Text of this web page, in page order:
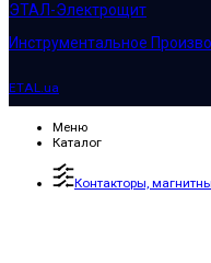
ЭТАЛ-Электрощит
Инструментальное
ETAL.ua
Меню
Каталог
Контакторы,